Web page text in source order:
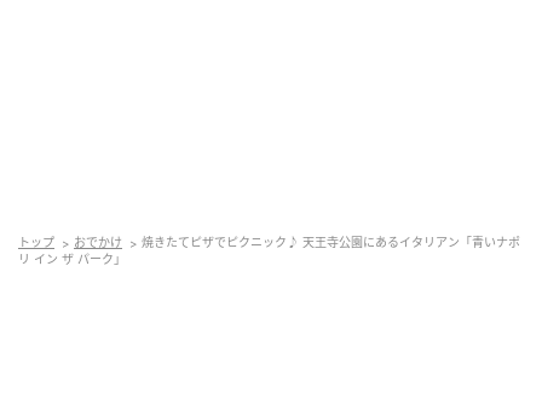
天王寺公園のエントランスエリア「てんしば」に位置
トップ おでかけ
焼きたてピザでピクニック♪ 天王寺公園にあるイタリアン「青いナポ
リ イン ザ パーク」